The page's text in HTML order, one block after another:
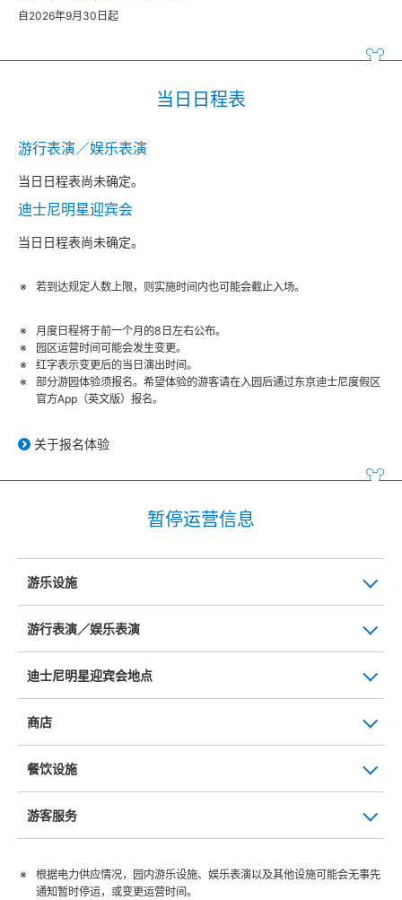
自2026年9月30日起
当日日程表
游行表演／娱乐表演
当日日程表尚未确定。
迪士尼明星迎宾会
当日日程表尚未确定。
若到达规定人数上限，则实施时间内也可能会截止入场。
月度日程将于前一个月的8日左右公布。
园区运营时间可能会发生变更。
红字表示变更后的当日演出时间。
部分游园体验须报名。希望体验的游客请在入园后通过东京迪士尼度假区
官方App（英文版）报名。
关于报名体验
暂停运营信息
游乐设施
游行表演／娱乐表演
迪士尼明星迎宾会地点
商店
餐饮设施
游客服务
根据电力供应情况，园内游乐设施、娱乐表演以及其他设施可能会无事先
通知暂时停运，或变更运营时间。